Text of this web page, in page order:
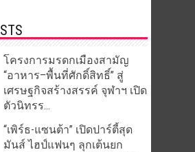
โครงการมรดกเมืองสามัญ
“อาหาร–พื้นที่ศักดิ์สิทธิ์” สู่
เศรษฐกิจสร้างสรรค์ จุฬาฯ เปิด
ตัวนิทรร...
“เพิร์ธ-แซนต้า” เปิดปาร์ตี้สุด
มันส์ ไฮป์แฟนๆ ลุกเต้นยก